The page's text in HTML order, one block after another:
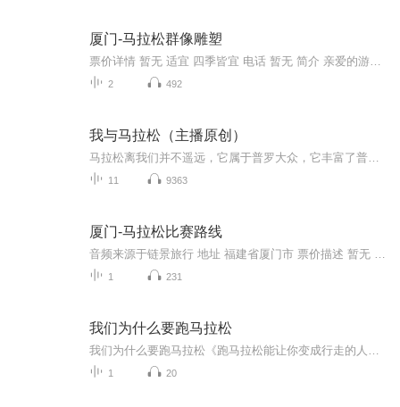
厦门-马拉松群像雕塑
2 492
我与马拉松（主播原创）
11 9363
厦门-马拉松比赛路线
1 231
我们为什么要跑马拉松
1 20